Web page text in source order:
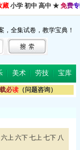
藏 小学 初中 高中 ★ 免费专
全集试卷，教学宝典！
美术 劳技 宝库
载必读 （问题咨询）
六上 六下 七上 七下 八